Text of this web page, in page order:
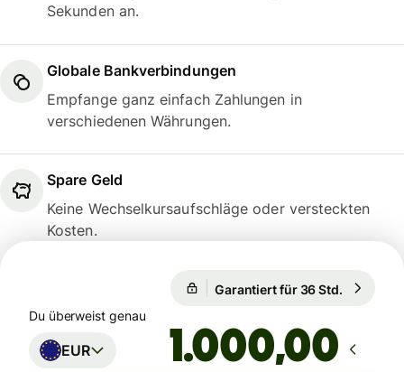
Sekunden an.
Globale Bankverbindungen
Empfange ganz einfach Zahlungen in
verschiedenen Währungen.
Spare Geld
Keine Wechselkursaufschläge oder versteckten
Kosten.
Garantiert für 36 Std.
Du überweist genau
EUR ,00